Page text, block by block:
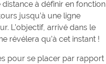
à définir en fonction
jusqu’à une ligne
L’objectif, arrivé dans le
révélera qu’à cet instant !
pour se placer par rapport